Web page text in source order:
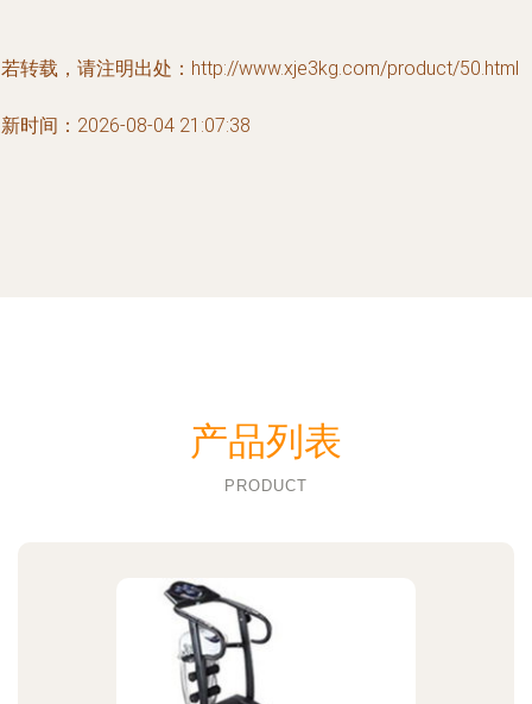
转载，请注明出处：http://www.xje3kg.com/product/50.html
时间：2026-08-04 21:07:38
产品列表
PRODUCT